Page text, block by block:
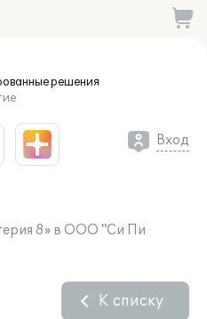
решения
Вход
8» в ООО "Си Пи
К списку